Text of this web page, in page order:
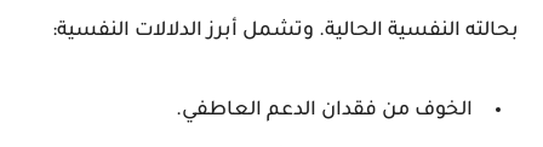
بحالته النفسية الحالية. وتشمل أبرز الدلالات النفسية:
الخوف من فقدان الدعم العاطفي.